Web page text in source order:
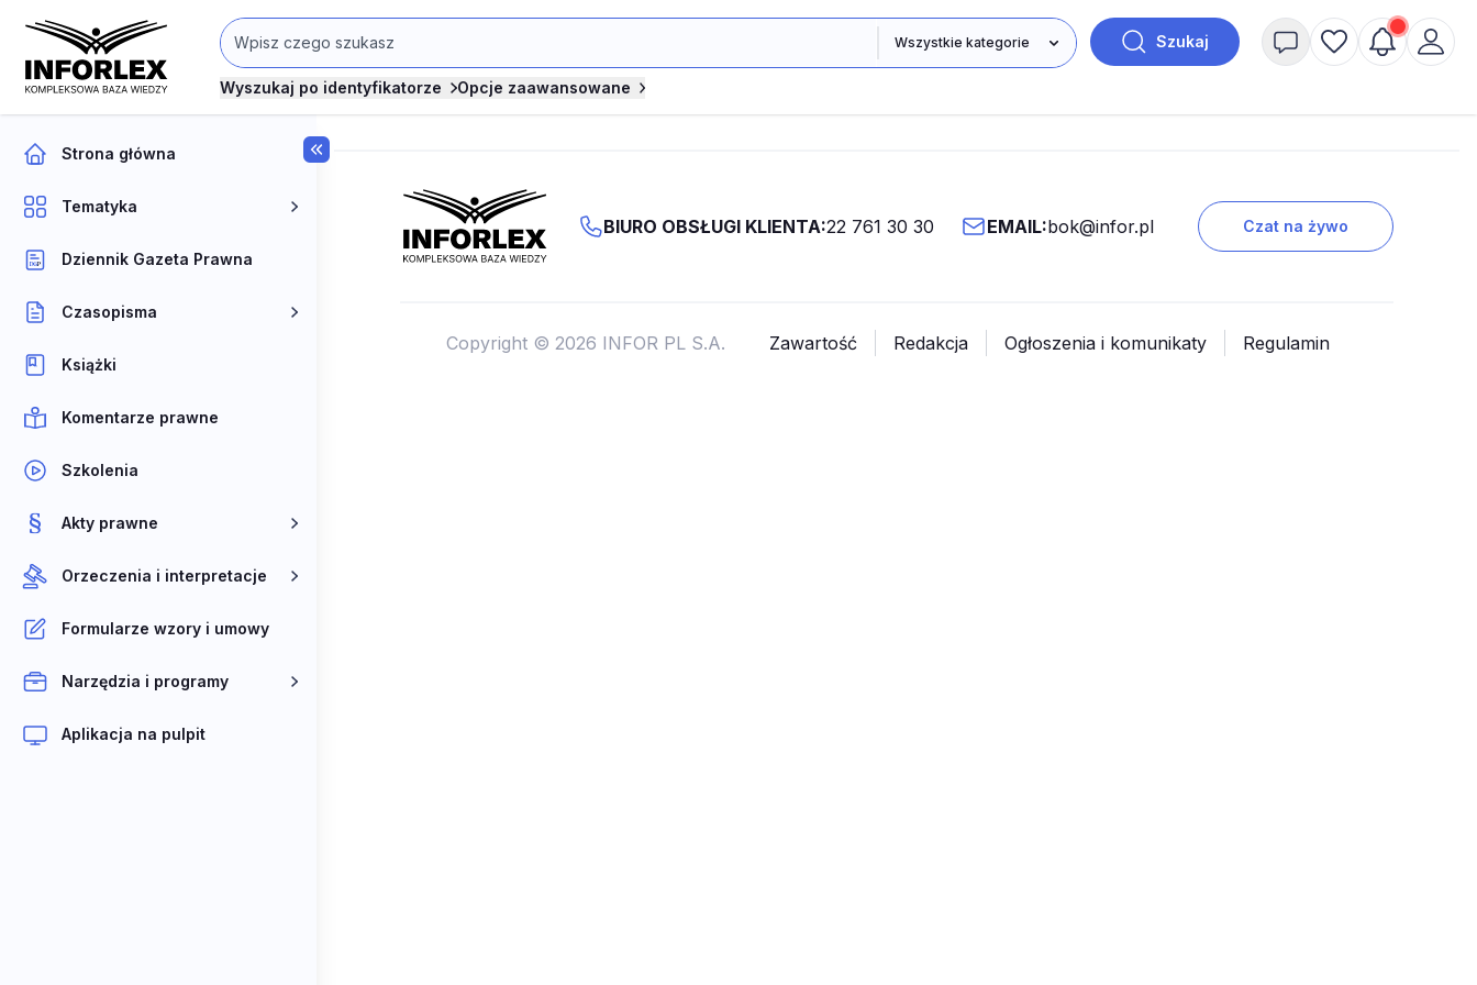
Szukaj
Wyszukaj po identyfikatorze Opcje zaawansowane
Strona główna
Tematyka
Dziennik Gazeta Prawna
Czasopisma
Książki
Komentarze prawne
Szkolenia
Akty prawne
Orzeczenia i interpretacje
Formularze wzory i umowy
Narzędzia i programy
Aplikacja na pulpit
BIURO OBSŁUGI KLIENTA:22 761 30 30 EMAIL:bok@infor.pl Czat na żywo
Copyright © 2026 INFOR PL S.A. Zawartość Redakcja Ogłoszenia i komunikaty Regulamin